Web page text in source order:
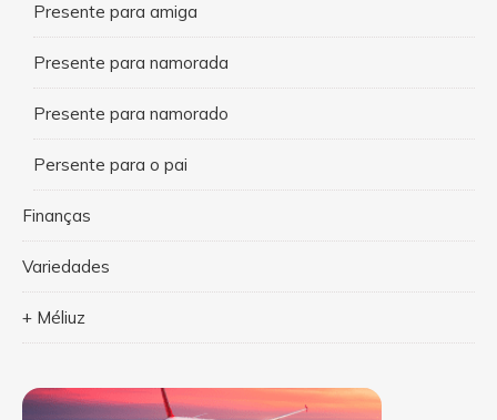
Presente para amiga
Presente para namorada
Presente para namorado
Persente para o pai
Finanças
Variedades
+ Méliuz